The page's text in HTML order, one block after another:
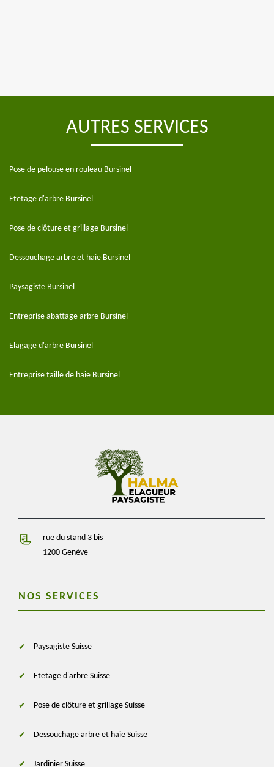
AUTRES SERVICES
Pose de pelouse en rouleau Bursinel
Etetage d'arbre Bursinel
Pose de clôture et grillage Bursinel
Dessouchage arbre et haie Bursinel
Paysagiste Bursinel
Entreprise abattage arbre Bursinel
Elagage d'arbre Bursinel
Entreprise taille de haie Bursinel
rue du stand 3 bis
1200 Genève
NOS SERVICES
Paysagiste Suisse
Etetage d'arbre Suisse
Pose de clôture et grillage Suisse
Dessouchage arbre et haie Suisse
Jardinier Suisse